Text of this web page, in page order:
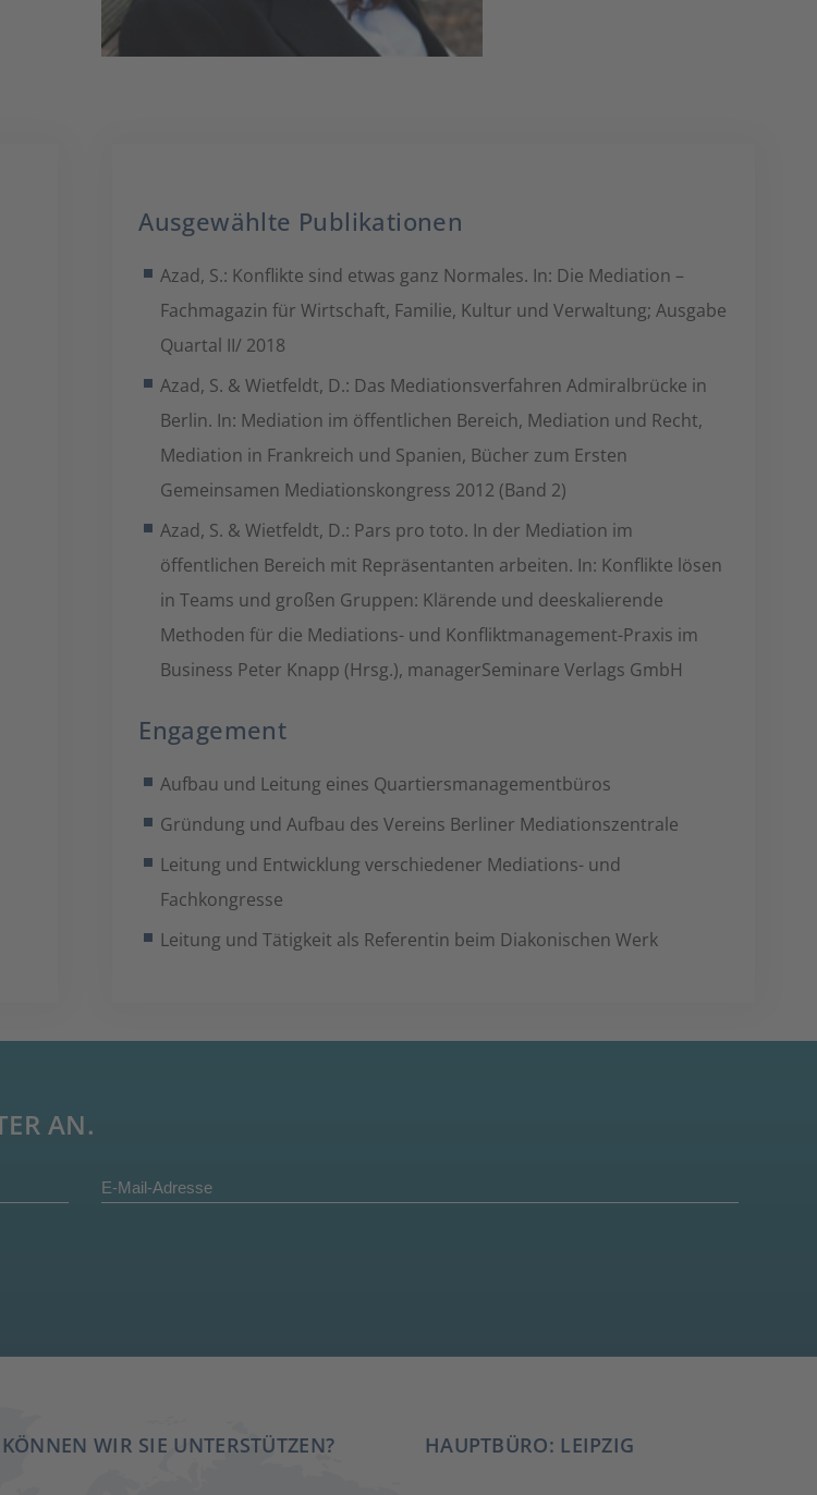
Ausgewählte Publikationen
Azad, S.: Konflikte sind etwas ganz Normales. In: Die Mediation –
Fachmagazin für Wirtschaft, Familie, Kultur und Verwaltung; Ausgabe
Quartal II/ 2018
Azad, S. & Wietfeldt, D.: Das Mediationsverfahren Admiralbrücke in
Berlin. In: Mediation im öffentlichen Bereich, Mediation und Recht,
Mediation in Frankreich und Spanien, Bücher zum Ersten
Gemeinsamen Mediationskongress 2012 (Band 2)
Azad, S. & Wietfeldt, D.: Pars pro toto. In der Mediation im
öffentlichen Bereich mit Repräsentanten arbeiten. In: Konflikte lösen
in Teams und großen Gruppen: Klärende und deeskalierende
Methoden für die Mediations- und Konfliktmanagement-Praxis im
Business Peter Knapp (Hrsg.), managerSeminare Verlags GmbH
Engagement
Aufbau und Leitung eines Quartiersmanagementbüros
Gründung und Aufbau des Vereins Berliner Mediationszentrale
Leitung und Entwicklung verschiedener Mediations- und
Fachkongresse
Leitung und Tätigkeit als Referentin beim Diakonischen Werk
AN.
WIR SIE UNTERSTÜTZEN? HAUPTBÜRO: LEIPZIG